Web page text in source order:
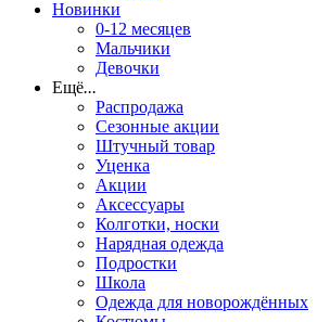
Новинки
0-12 месяцев
Мальчики
Девочки
Ещё...
Распродажа
Сезонные акции
Штучный товар
Уценка
Акции
Аксессуары
Колготки, носки
Нарядная одежда
Подростки
Школа
Одежда для новорождённых